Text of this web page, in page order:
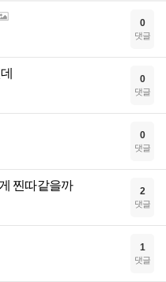
0
댓글
0
댓글
0
댓글
찐따같을까 2
댓글
1
댓글